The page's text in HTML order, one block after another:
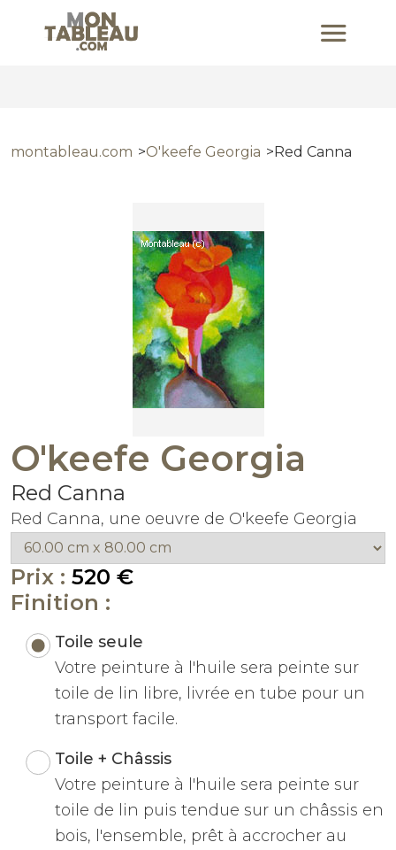
montableau.com O'keefe Georgia Red Canna
O'keefe Georgia
Red Canna
Red Canna, une oeuvre de O'keefe Georgia
Prix : 520 €
Finition :
Toile seule
Votre peinture à l'huile sera peinte sur
toile de lin libre, livrée en tube pour un
transport facile.
Toile + Châssis
Votre peinture à l'huile sera peinte sur
toile de lin puis tendue sur un châssis en
bois, l'ensemble, prêt à accrocher au